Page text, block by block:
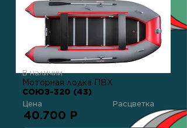
В наличии
Моторная лодка ПВХ
СОЮЗ-320 (43)
Цена Расцветка
40.700 Р